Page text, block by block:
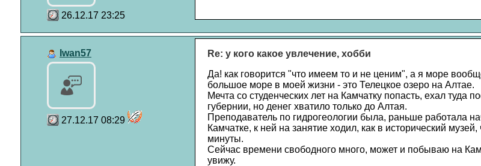
26.12.17 23:25
Iwan57
27.12.17 08:29
Re: у кого какое увлечение, хобби
Да! как говорится "что имеем то и не ценим", а я море
большое море в моей жизни - это Телецкое озеро на Алтае.
Мечта со студенческих лет на Камчатку попасть, ехал туда
губернии, но денег хватило только до Алтая.
Преподаватель по гидрогеологии была, раньше работала
Камчатке, к ней на занятие ходил, как в исторический
минуты.
Сейчас времени свободного много, может и побываю на
увижу.